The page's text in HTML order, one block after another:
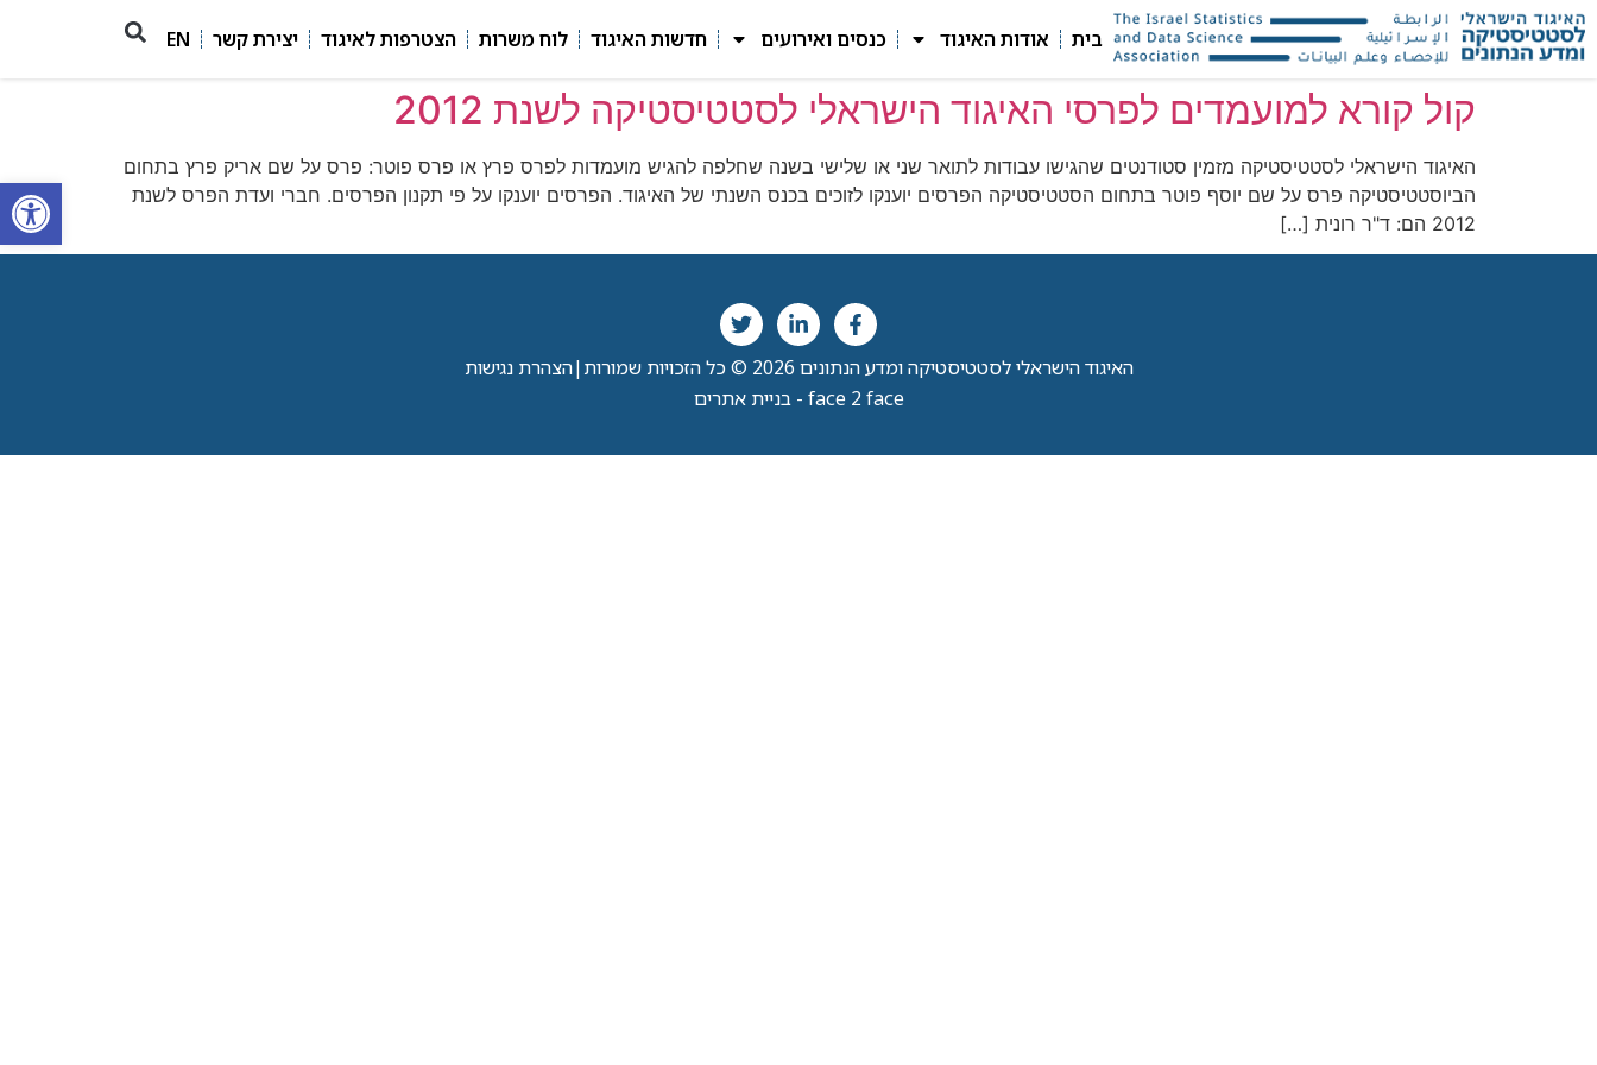
פתח
בית אודות האיגוד כנסים ואירועים חדשות האיגוד לוח משרות הצטרפות לאיגוד יצירת קשר EN
קול קורא למועמדים לפרסי האיגוד הישראלי לסטטיסטיקה לשנת 2012
האיגוד הישראלי לסטטיסטיקה מזמין סטודנטים שהגישו עבודות לתואר שני או שלישי בשנה שחלפה להגיש מועמדות לפרס פרץ או פרס פוטר: פרס על שם אריק פרץ בתחום
הביוסטטיסטיקה פרס על שם יוסף פוטר בתחום הסטטיסטיקה הפרסים יוענקו לזוכים בכנס השנתי של האיגוד. הפרסים יוענקו על פי תקנון הפרסים. חברי ועדת הפרס לשנת
2012 הם: ד"ר רונית […]
האיגוד הישראלי לסטטיסטיקה ומדע הנתונים 2026 © כל הזכויות שמורות |הצהרת נגישות
face 2 face - בניית אתרים